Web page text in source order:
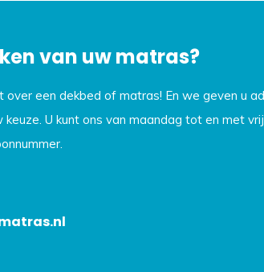
van uw matras?
een dekbed of matras! En we geven u
U kunt ons van maandag tot en met